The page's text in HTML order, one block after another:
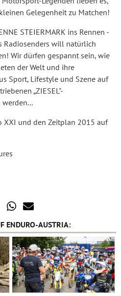
Gelegenheit zu Matchen!
STEIERMARK ins Rennen -
Radiosenders will natürlich
Wir dürfen gespannt sein, wie
der Welt und ihre
Sport, Lifestyle und Szene auf
„ZIESEL"-
XXI und den Zeitplan 2015 auf
ENDURO-AUSTRIA: